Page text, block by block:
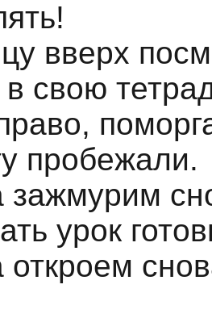
вверх
свою
пробежали.
зажмурим
урок
откроем